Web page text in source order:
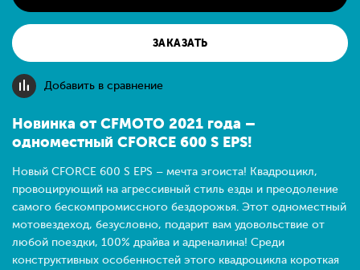
ЗАКАЗАТЬ
Добавить в сравнение
Новинка от CFMOTO 2021 года –
одноместный CFORCE 600 S EPS!
Новый CFORCE 600 S EPS – мечта эгоиста! Квадроцикл,
провоцирующий на агрессивный стиль езды и преодоление
самого бескомпромиссного бездорожья. Этот одноместный
мотовездеход, безусловно, подарит вам удовольствие от
любой поездки, 100% драйва и адреналина! Среди
конструктивных особенностей этого квадроцикла короткая